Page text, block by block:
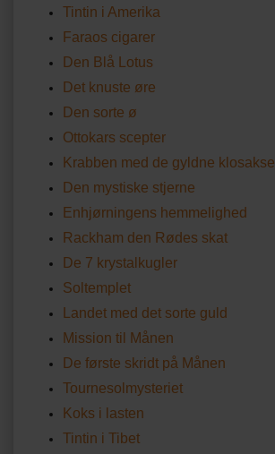
Tintin i Amerika
Faraos cigarer
Den Blå Lotus
Det knuste øre
Den sorte ø
Ottokars scepter
Krabben med de gyldne klosakse
Den mystiske stjerne
Enhjørningens hemmelighed
Rackham den Rødes skat
De 7 krystalkugler
Soltemplet
Landet med det sorte guld
Mission til Månen
De første skridt på Månen
Tournesolmysteriet
Koks i lasten
Tintin i Tibet